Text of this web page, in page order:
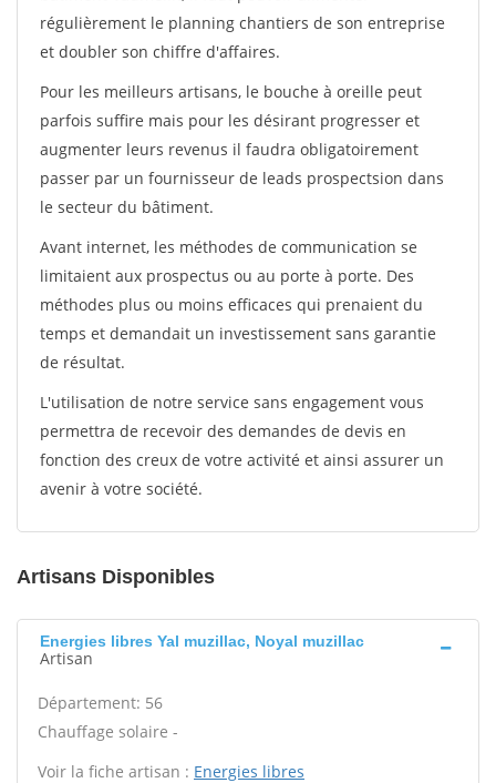
régulièrement le planning chantiers de son entreprise
et doubler son chiffre d'affaires.
Pour les meilleurs artisans, le bouche à oreille peut
parfois suffire mais pour les désirant progresser et
augmenter leurs revenus il faudra obligatoirement
passer par un fournisseur de leads prospectsion dans
le secteur du bâtiment.
Avant internet, les méthodes de communication se
limitaient aux prospectus ou au porte à porte. Des
méthodes plus ou moins efficaces qui prenaient du
temps et demandait un investissement sans garantie
de résultat.
L'utilisation de notre service sans engagement vous
permettra de recevoir des demandes de devis en
fonction des creux de votre activité et ainsi assurer un
avenir à votre société.
Artisans Disponibles
Energies libres Yal muzillac, Noyal muzillac
Artisan
Département: 56
Chauffage solaire -
Voir la fiche artisan : Energies libres